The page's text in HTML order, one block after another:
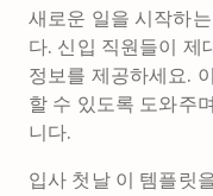
새로운 일을 시작하
다. 신입 직원들이 제
정보를 제공하세요.
할 수 있도록 도와주
니다.
입사 첫날 이 템플릿